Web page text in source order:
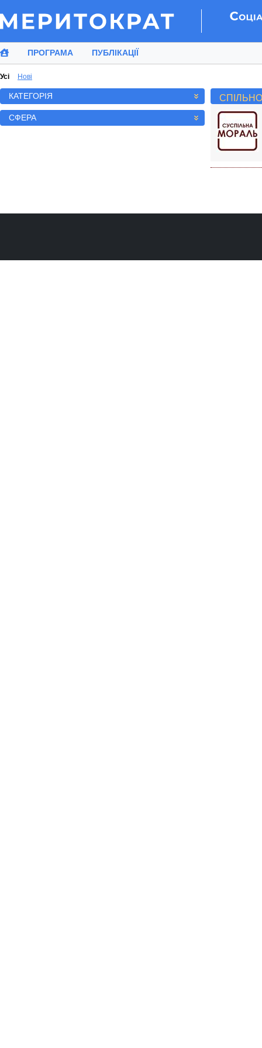
ПРОГРАМА ПУБЛІКАЦІЇ
Усi Нові
КАТЕГОРІЯ
СФЕРА